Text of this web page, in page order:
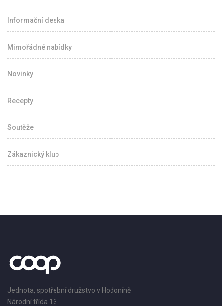
Informační deska
Mimořádné nabídky
Novinky
Recepty
Soutěže
Zákaznický klub
Jednota, spotřební družstvo v Hodoníně
Národní třída 13